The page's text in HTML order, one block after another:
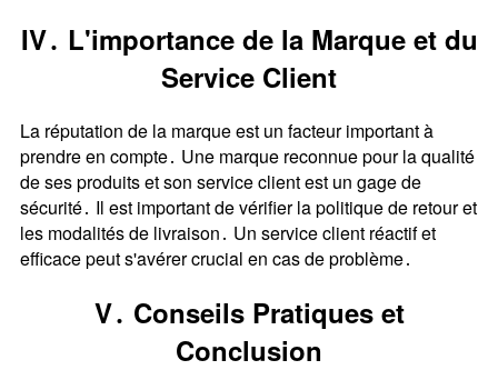
IV․ L'importance de la Marque et du
Service Client
La réputation de la marque est un facteur important à
prendre en compte․ Une marque reconnue pour la qualité
de ses produits et son service client est un gage de
sécurité․ Il est important de vérifier la politique de retour et
les modalités de livraison․ Un service client réactif et
efficace peut s'avérer crucial en cas de problème․
V․ Conseils Pratiques et
Conclusion